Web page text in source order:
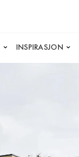
INSPIRASJON